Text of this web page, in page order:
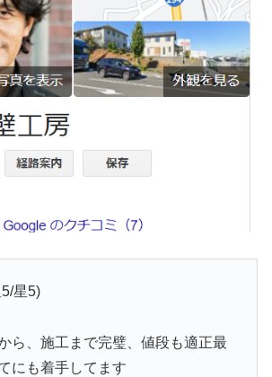
星5)
ら、施工まで完璧、値段も適正最
にも着手してます